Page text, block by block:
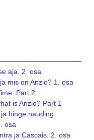
aja. 2. osa
mis on Anzio? 1. osa
Part 2
is Anzio? Part 1
hinge nauding
osa
ja Cascais. 2. osa